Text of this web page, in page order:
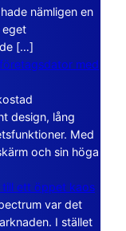
nämligen en
eget
[…]
med
design, lång
Med
och sin höga
till ett öppet kaos
var det
I stället